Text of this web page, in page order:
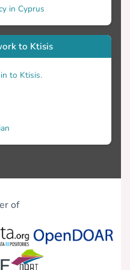
in Cyprus
to Ktisis
to Ktisis.
of